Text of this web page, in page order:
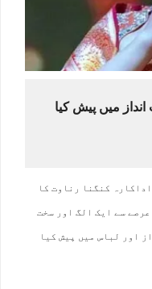
میں پیش کیا
کنگنا رناوت کا
سے ایک الگ اور سخت
اور لباس میں پیش کیا